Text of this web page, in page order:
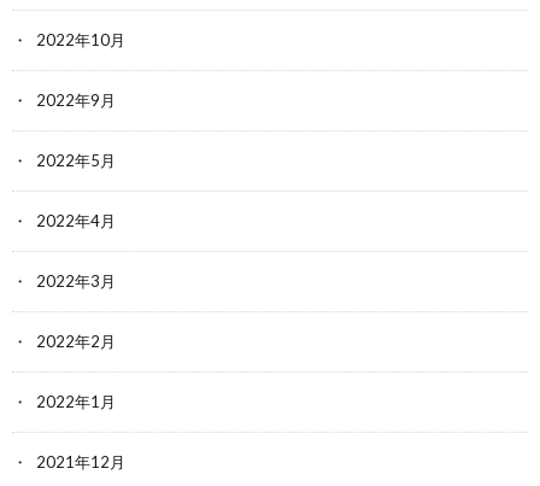
2022年10月
2022年9月
2022年5月
2022年4月
2022年3月
2022年2月
2022年1月
2021年12月